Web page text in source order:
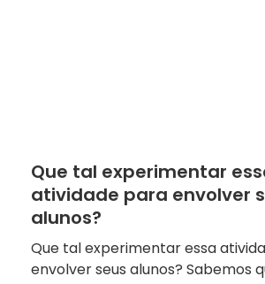
Que tal experimentar
atividade para envolver
alunos?
Que tal experimentar essa
envolver seus alunos? Sabemos